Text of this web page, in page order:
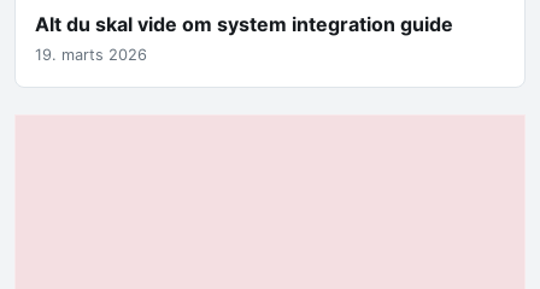
Alt du skal vide om system integration guide
19. marts 2026